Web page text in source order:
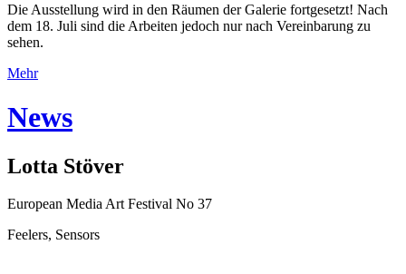
Die Ausstellung wird in den Räumen der Galerie fortgesetzt! Nach
dem 18. Juli sind die Arbeiten jedoch nur nach Vereinbarung zu
sehen.
Mehr
News
Lotta Stöver
European Media Art Festival No 37
Feelers, Sensors